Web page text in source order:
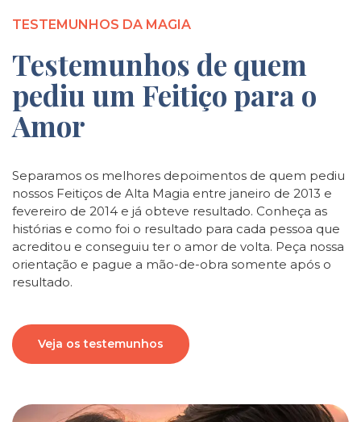
TESTEMUNHOS DA MAGIA
Testemunhos de quem
pediu um Feitiço para o
Amor
Separamos os melhores depoimentos de quem pediu
nossos Feitiços de Alta Magia entre janeiro de 2013 e
fevereiro de 2014 e já obteve resultado. Conheça as
histórias e como foi o resultado para cada pessoa que
acreditou e conseguiu ter o amor de volta. Peça nossa
orientação e pague a mão-de-obra somente após o
resultado.
Veja os testemunhos